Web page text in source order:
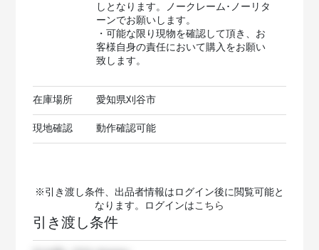
しとなります。ノークレーム･ノーリタ
ーンでお願いします。
・可能な限り現物を確認して頂き、お
客様自身の責任において購入をお願い
致します。
在庫場所 愛知県刈谷市
現地確認 動作確認可能
※引き渡し条件、出品者情報はログイン後に閲覧可能と
なります。ログインはこちら
引き渡し条件